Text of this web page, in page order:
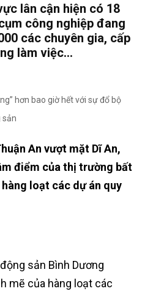
lân cận hiện có 18
công nghiệp đang
các chuyên gia, cấp
làm việc…
hơn bao giờ hết với sự đổ bộ
sản
An vượt mặt Dĩ An,
điểm của thị trường bất
loạt các dự án quy
sản Bình Dương
mẽ của hàng loạt các